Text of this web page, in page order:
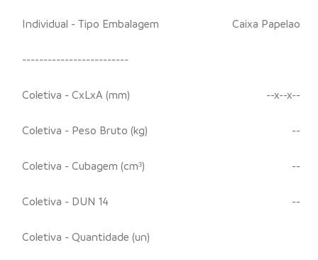
Individual - Tipo Embalagem Caixa Papelao
-------------------------
Coletiva - CxLxA (mm) --x--x--
Coletiva - Peso Bruto (kg) --
Coletiva - Cubagem (cm³) --
Coletiva - DUN 14 --
Coletiva - Quantidade (un)